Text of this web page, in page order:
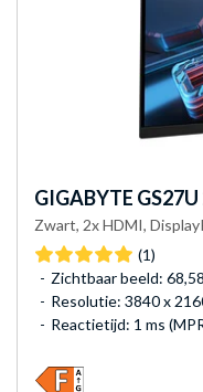
GIGABYTE
Zwart, 2x HDMI,
(1)
Zichtbaar beeld:
Resolutie: 3840 x
Reactietijd: 1 ms